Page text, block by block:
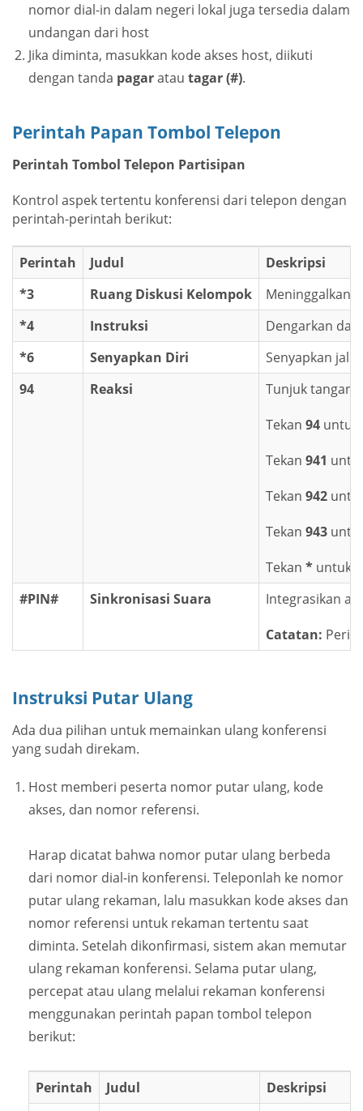
nomor dial-in dalam negeri lokal juga tersedia dalam
undangan dari host
Jika diminta, masukkan kode akses host, diikuti
dengan tanda pagaratau tagar (#).
Perintah Papan Tombol Telepon
Perintah Tombol Telepon Partisipan
Kontrol aspek tertentu konferensi dari telepon dengan
perintah-perintah berikut:
Perintah Judul
Deskripsi
*3
Ruang Diskusi Kelompok
Meninggalkan
*4
Instruksi
Dengarkan
*6
Senyapkan Diri
Senyapkan
94
Reaksi
Tunjuk tangan
Tekan 94 untuk
Tekan 941
Tekan 942
Tekan 943
Tekan * untuk
#PIN#
Sinkronisasi Suara
Integrasikan
Catatan:
Instruksi Putar Ulang
Ada dua pilihan untuk memainkan ulang konferensi
yang sudah direkam.
Host memberi peserta nomor putar ulang, kode
akses, dan nomor referensi.
Harap dicatat bahwa nomor putar ulang berbeda
dari nomor dial-in konferensi. Teleponlah ke nomor
putar ulang rekaman, lalu masukkan kode akses dan
nomor referensi untuk rekaman tertentu saat
diminta. Setelah dikonfirmasi, sistem akan memutar
ulang rekaman konferensi. Selama putar ulang,
percepat atau ulang melalui rekaman konferensi
menggunakan perintah papan tombol telepon
berikut:
Perintah Judul
Deskripsi